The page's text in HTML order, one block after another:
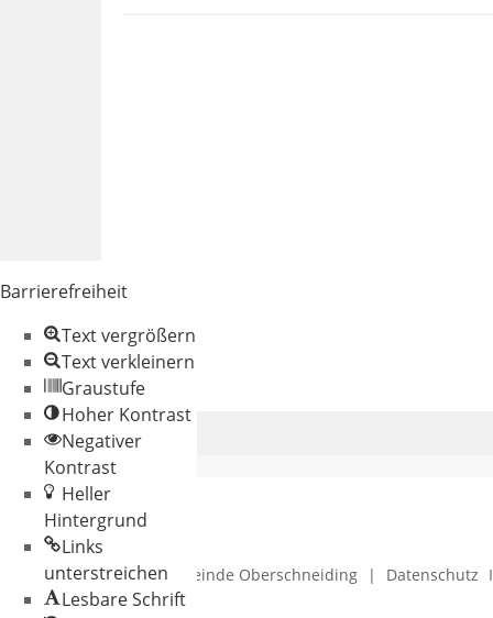
© 2026 Gemeinde Oberschneiding | Datenschutz
Barrierefreiheit
Text vergrößern
Text verkleinern
Graustufe
Hoher Kontrast
Negativer
Kontrast
Heller
Hintergrund
Links
unterstreichen
Lesbare Schrift